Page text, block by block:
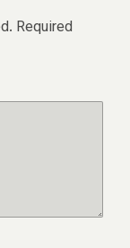
Required